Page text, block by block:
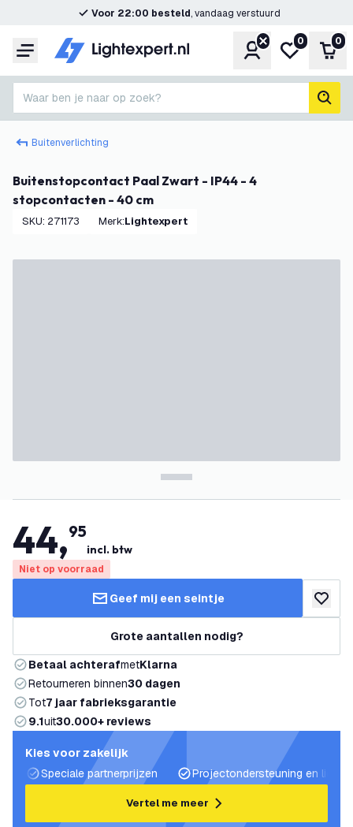
Voor 22:00 besteld, vandaag verstuurd
Menu Account
Mijn
0 0
Waar ben je naar op zoek?
Buitenverlichting
Buitenstopcontact Paal Zwart - IP44 - 4
stopcontacten - 40 cm
SKU: 271173 Merk: Lightexpert
44,95
incl. btw
Niet op voorraad
Geef mij een seintje
Grote aantallen nodig?
Betaal achterafmetKlarna
Retourneren binnen30 dagen
Tot7 jaar fabrieksgarantie
9.1uit30.000+ reviews
Kies voor zakelijk
Speciale partnerprijzen
Projectondersteuning en
Vertel me meer